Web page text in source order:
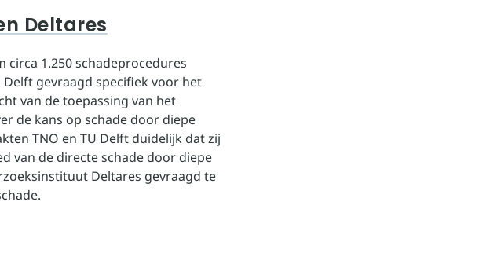
Deltares
circa 1.250 schadeprocedures
gevraagd specifiek voor het
van de toepassing van het
de kans op schade door diepe
TNO en TU Delft duidelijk dat zij
van de directe schade door diepe
Deltares gevraagd te